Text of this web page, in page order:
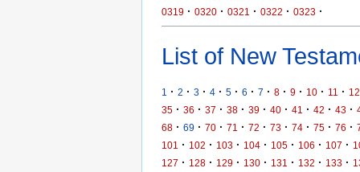
0319 · 0320 · 0321 · 0322 · 0323 ·
List of New
1 · 2 · 3 · 4 · 5 · 6 · 7 · 8 · 9 · 10 · 11 · 12
35 · 36 · 37 · 38 · 39 · 40 · 41 · 42 · 43 ·
68 · 69 · 70 · 71 · 72 · 73 · 74 · 75 · 76 ·
101
· 102 · 103 · 104 · 105 · 106 · 107 ·
127 · 128 · 129 · 130 · 131 · 132 · 133 ·